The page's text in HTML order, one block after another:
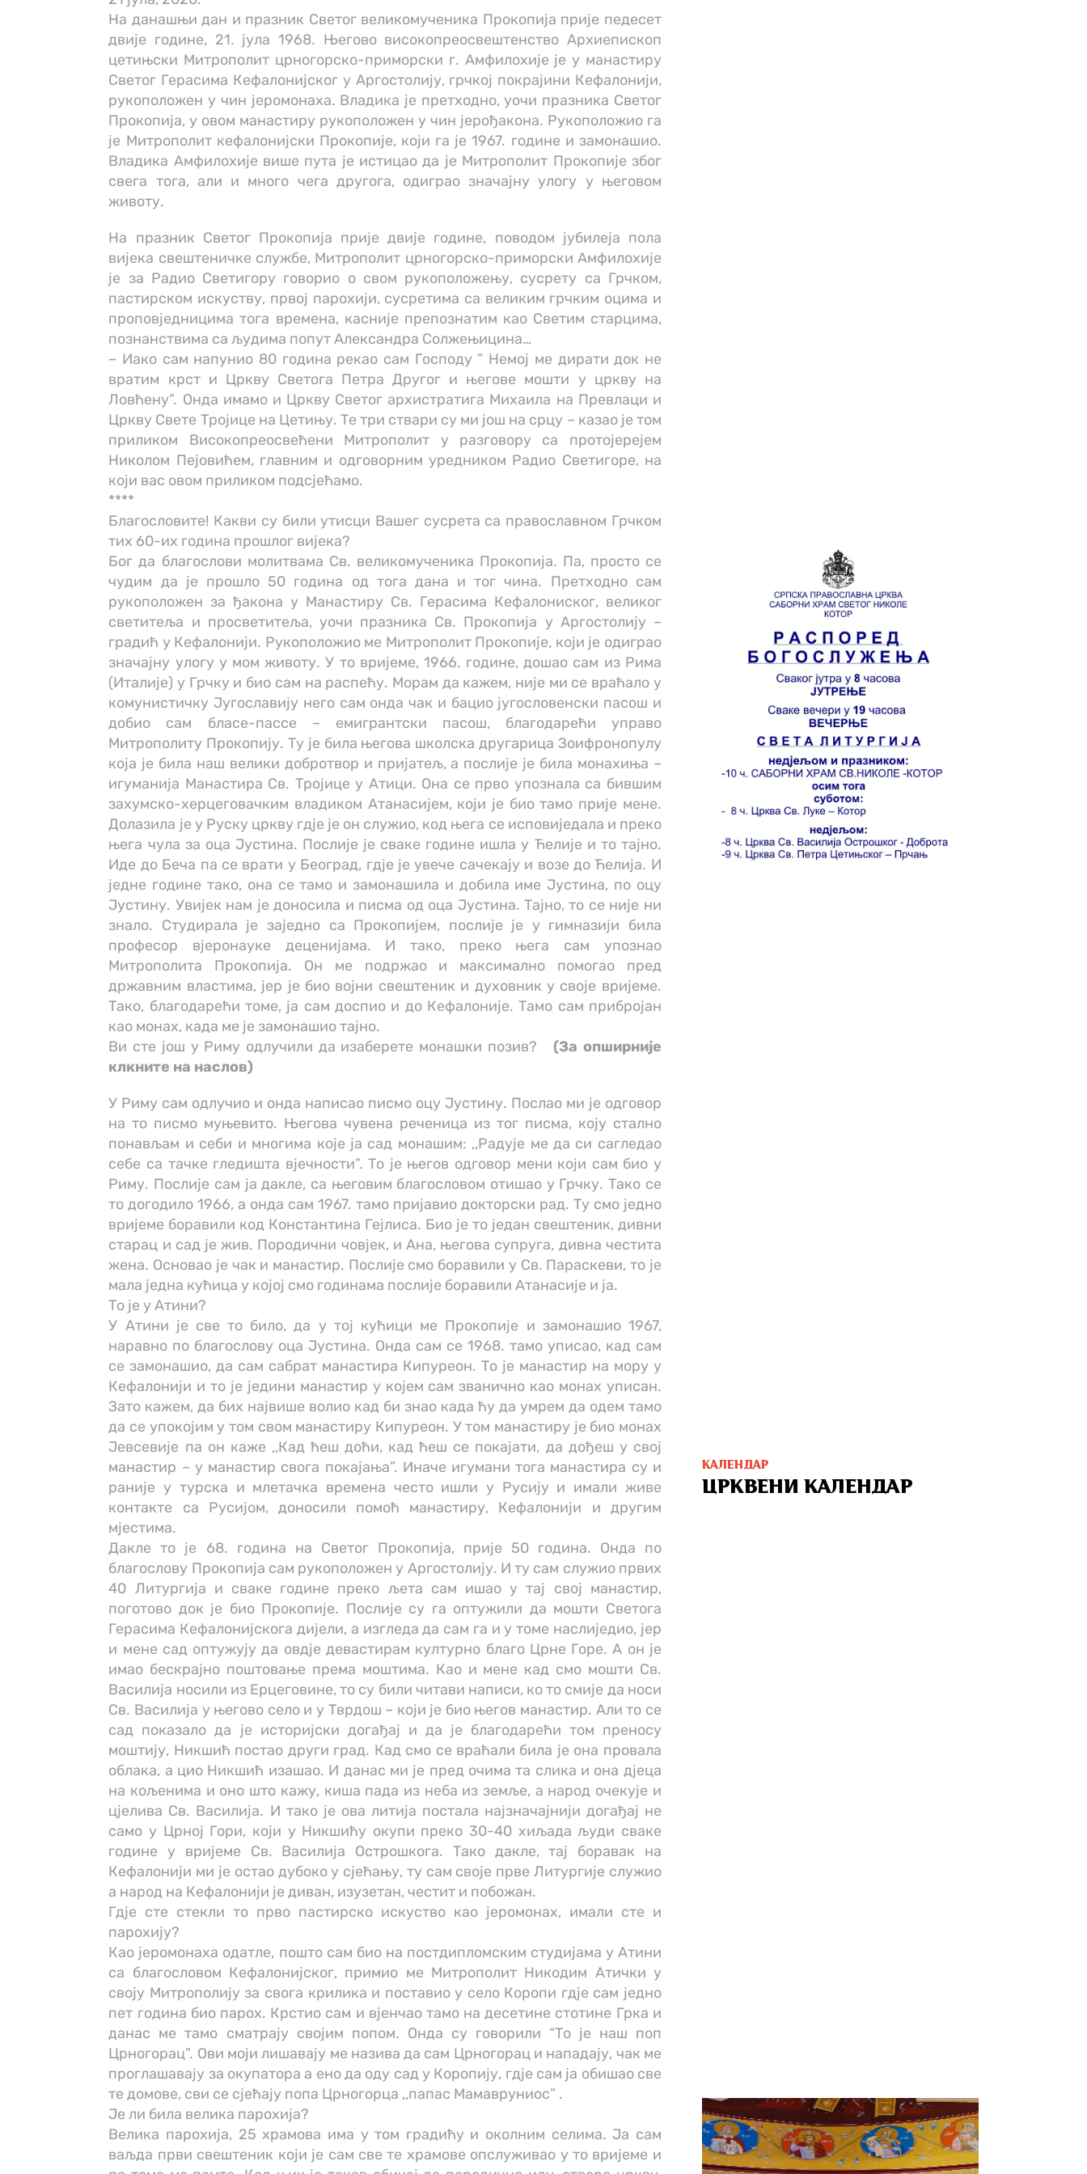
На данашњи дан и празник Светог великомученика Прокопија прије педесет
двије године, 21. јула 1968. Његово високопреосвештенство Архиепископ
цетињски Митрополит црногорско-приморски г. Амфилохије је у манастиру
Светог Герасима Кефалонијског у Аргостолију, грчкој покрајини Кефалонији,
рукоположен у чин јеромонаха. Владика је претходно, уочи празника Светог
Прокопија, у овом манастиру рукоположен у чин јерођакона. Рукоположио га
је Митрополит кефалонијски Прокопије, који га је 1967. године и замонашио.
Владика Амфилохије више пута је истицао да је Митрополит Прокопије због
свега тога, али и много чега другога, одиграо значајну улогу у његовом
животу.
На празник Светог Прокопија прије двије године, поводом јубилеја пола
вијека свештеничке службе, Митрополит црногорско-приморски Амфилохије
је за Радио Светигору говорио о свом рукоположењу, сусрету са Грчком,
пастирском искуству, првој парохији, сусретима са великим грчким оцима и
проповједницима тога времена, касније препознатим као Светим старцима,
познанствима са људима попут Александра Солжењицина…
– Иако сам напунио 80 година рекао сам Господу ” Немој ме дирати док не
вратим крст и Цркву Светога Петра Другог и његове мошти у цркву на
Ловћену”. Онда имамо и Цркву Светог архистратига Михаила на Превлаци и
Цркву Свете Тројице на Цетињу. Те три ствари су ми још на срцу – казао је том
приликом Високопреосвећени Митрополит у разговору са протојерејем
Николом Пејовићем, главним и одговорним уредником Радио Светигоре, на
који вас овом приликом подсјећамо.
****
Благословите! Какви су били утисци Вашег сусрета са православном Грчком
тих 60-их година прошлог вијека?
Бог да благослови молитвама Св. великомученика Прокопија. Па, просто се
чудим да је прошло 50 година од тога дана и тог чина. Претходно сам
рукоположен за ђакона у Манастиру Св. Герасима Кефалониског, великог
светитеља и просветитеља, уочи празника Св. Прокопија у Аргостолију –
градић у Кефалонији. Рукоположио ме Митрополит Прокопије, који је одиграо
значајну улогу у мом животу. У то вријеме, 1966. године, дошао сам из Рима
(Италије) у Грчку и био сам на распећу. Морам да кажем, није ми се враћало у
комунистичку Југославију него сам онда чак и бацио југословенски пасош и
добио сам бласе-пассе – емигрантски пасош, благодарећи управо
Митрополиту Прокопију. Ту је била његова школска другарица Зоифронопулу
која је била наш велики добротвор и пријатељ, а послије је била монахиња –
игуманија Манастира Св. Тројице у Атици. Она се прво упознала са бившим
захумско-херцеговачким владиком Атанасијем, који је био тамо прије мене.
Долазила је у Руску цркву гдје је он служио, код њега се исповиједала и преко
њега чула за оца Јустина. Послије је сваке године ишла у Ћелије и то тајно.
Иде до Беча па се врати у Београд, гдје је увече сачекају и возе до Ћелија. И
једне године тако, она се тамо и замонашила и добила име Јустина, по оцу
Јустину. Увијек нам је доносила и писма од оца Јустина. Тајно, то се није ни
знало. Студирала је заједно са Прокопијем, послије је у гимназији била
професор вјеронауке деценијама. И тако, преко њега сам упознао
Митрополита Прокопија. Он ме подржао и максимално помогао пред
државним властима, јер је био војни свештеник и духовник у своје вријеме.
Тако, благодарећи томе, ја сам доспио и до Кефалоније. Тамо сам прибројан
као монах, када ме је замонашио тајно.
Ви сте још у Риму одлучили да изаберете монашки позив?(За опширније
клкните на наслов)
У Риму сам одлучио и онда написао писмо оцу Јустину. Послао ми је одговор
на то писмо муњевито. Његова чувена реченица из тог писма, коју стално
понављам и себи и многима које ја сад монашим: ,,Радује ме да си сагледао
себе са тачке гледишта вјечности”. То је његов одговор мени који сам био у
Риму. Послије сам ја дакле, са његовим благословом отишао у Грчку. Тако се
то догодило 1966, а онда сам 1967. тамо пријавио докторски рад. Ту смо једно
вријеме боравили код Константина Гејлиса. Био је то један свештеник, дивни
старац и сад је жив. Породични човјек, и Ана, његова супруга, дивна честита
жена. Основао је чак и манастир. Послије смо боравили у Св. Параскеви, то је
мала једна кућица у којој смо годинама послије боравили Атанасије и ја.
То је у Атини?
У Атини је све то било, да у тој кућици ме Прокопије и замонашио 1967,
наравно по благослову оца Јустина. Онда сам се 1968. тамо уписао, кад сам
се замонашио, да сам сабрат манастира Кипуреон. То је манастир на мору у
Кефалонији и то је једини манастир у којем сам званично као монах уписан.
Зато кажем, да бих највише волио кад би знао када ћу да умрем да одем тамо
да се упокојим у том свом манастиру Кипуреон. У том манастиру је био монах
Јевсевије па он каже ,,Кад ћеш доћи, кад ћеш се покајати, да дођеш у свој
манастир – у манастир свога покајања”. Иначе игумани тога манастира су и
раније у турска и млетачка времена често ишли у Русију и имали живе
контакте са Русијом, доносили помоћ манастиру, Кефалонији и другим
мјестима.
Дакле то је 68. година на Светог Прокопија, прије 50 година. Онда по
благослову Прокопија сам рукоположен у Аргостолију. И ту сам служио првих
40 Литургија и сваке године преко љета сам ишао у тај свој манастир,
поготово док је био Прокопије. Послије су га оптужили да мошти Светога
Герасима Кефалонијскога дијели, а изгледа да сам га и у томе наслиједио, јер
и мене сад оптужују да овдје девастирам културно благо Црне Горе. А он је
имао бескрајно поштовање према моштима. Као и мене кад смо мошти Св.
Василија носили из Ерцеговине, то су били читави написи, ко то смије да носи
Св. Василија у његово село и у Тврдош – који је био његов манастир. Али то се
сад показало да је историјски догађај и да је благодарећи том преносу
моштију, Никшић постао други град. Кад смо се враћали била је она провала
облака, а цио Никшић изашао. И данас ми је пред очима та слика и она дјеца
на кољенима и оно што кажу, киша пада из неба из земље, а народ очекује и
цјелива Св. Василија. И тако је ова литија постала најзначајнији догађај не
само у Црној Гори, који у Никшићу окупи преко 30-40 хиљада људи сваке
године у вријеме Св. Василија Острошкога. Тако дакле, тај боравак на
Кефалонији ми је остао дубоко у сјећању, ту сам своје прве Литургије служио
а народ на Кефалонији је диван, изузетан, честит и побожан.
Гдје сте стекли то прво пастирско искуство као јеромонах, имали сте и
парохију?
Као јеромонаха одатле, пошто сам био на постдипломским студијама у Атини
са благословом Кефалонијског, примио ме Митрополит Никодим Атички у
своју Митрополију за свога крилика и поставио у село Коропи гдје сам једно
пет година био парох. Крстио сам и вјенчао тамо на десетине стотине Грка и
данас ме тамо сматрају својим попом. Онда су говорили “То је наш поп
Црногорац”. Ови моји лишавају ме назива да сам Црногорац и нападају, чак ме
проглашавају за окупатора а ено да оду сад у Коропију, гдје сам ја обишао све
те домове, сви се сјећају попа Црногорца ,,папас Мамавруниос” .
Је ли била велика парохија?
Велика парохија, 25 храмова има у том градићу и околним селима. Ја сам
ваљда први свештеник који је сам све те храмове опслуживао у то вријеме и
КАЛЕНДАР
ЦРКВЕНИ КАЛЕНДАР